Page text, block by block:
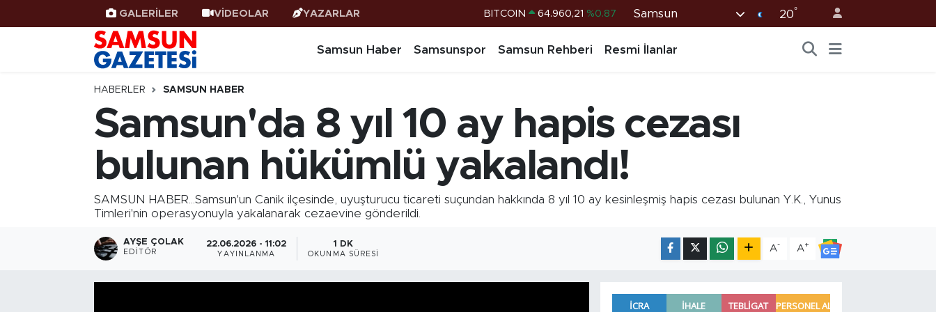
GALERİLER VİDEOLAR YAZARLAR DOLAR 47,7436 %0.18
BİST100 13.779 %-14
BITCOIN 64.960,21 %0.87
Samsun 20°
Samsun Haber Samsunspor Samsun Rehberi Resmi İlanlar
HABERLER SAMSUN HABER
Samsun'da 8 yıl 10 ay hapis cezası
bulunan hükümlü yakalandı!
SAMSUN HABER...Samsun'un Canik ilçesinde, uyuşturucu ticareti suçundan hakkında 8 yıl 10 ay kesinleşmiş hapis cezası bulunan Y.K., Yunus
Timleri'nin operasyonuyla yakalanarak cezaevine gönderildi.
AYŞE ÇOLAK
EDITÖR
22.06.2026 - 11:02
YAYINLANMA
1 DK
OKUNMA SÜRESI
A- A+
Samsun Haber
Samsunspor
Samsun Rehberi
Resmi İlanlar
Samsun Nöbetçi Eczaneler
Samsun Hava Durumu
SAMSUN Namaz Vakitleri
Samsun Trafik Yoğunluk Haritası
Süper Lig Puan Durumu ve Fikstür